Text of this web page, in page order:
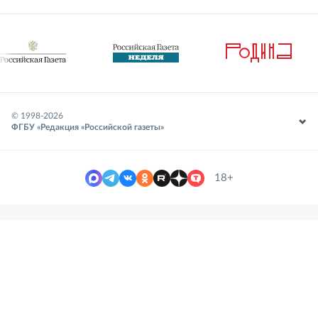
© 1998-2026
ФГБУ «Редакция «Российской газеты»
18+